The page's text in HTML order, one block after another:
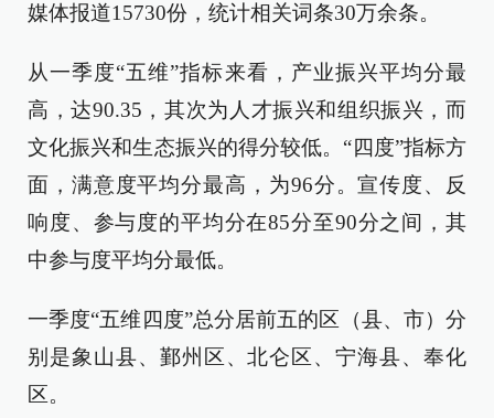
媒体报道15730份，统计相关词条30万余条。
从一季度“五维”指标来看，产业振兴平均分最
高，达90.35，其次为人才振兴和组织振兴，而
文化振兴和生态振兴的得分较低。“四度”指标方
面，满意度平均分最高，为96分。宣传度、反
响度、参与度的平均分在85分至90分之间，其
中参与度平均分最低。
一季度“五维四度”总分居前五的区（县、市）分
别是象山县、鄞州区、北仑区、宁海县、奉化
区。